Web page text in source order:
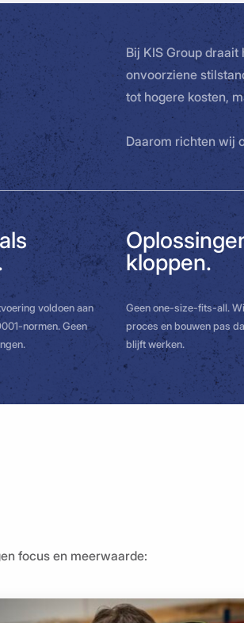
Bij KIS Group
onvoorziene
tot hogere kosten,
Daarom richten wij
voldoen aan
normen. Geen
kloppen.
Geen one-size-fits-all.
proces en bouwen pas
blijft werken.
focus en meerwaarde: